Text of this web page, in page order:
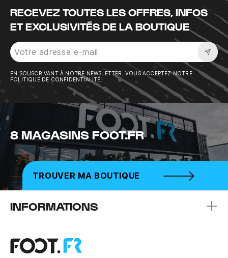
RECEVEZ TOUTES LES OFFRES, INFOS
ET EXCLUSIVITÉS DE LA BOUTIQUE
EN SOUSCRIVANT À NOTRE NEWSLETTER, VOUS ACCEPTEZ NOTRE
POLITIQUE DE CONFIDENTIALITÉ.
8 MAGASINS FOOT.FR
TROUVER MA BOUTIQUE
INFORMATIONS